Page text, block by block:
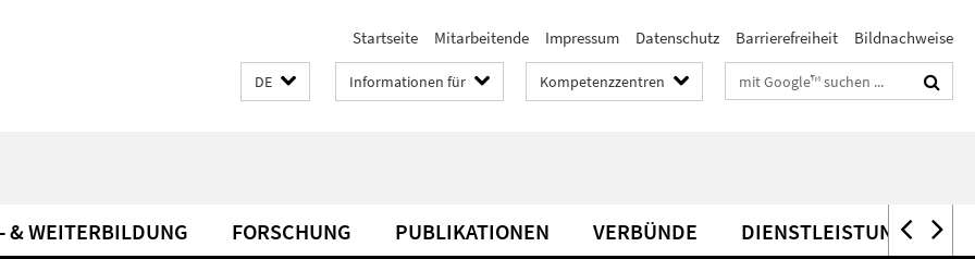
Startseite Mitarbeitende Impressum Datenschutz Barrierefreiheit Bildnachweise
DE Informationen für Kompetenzzentren Suchbegriffe
& WEITERBILDUNG FORSCHUNG PUBLIKATIONEN VERBÜNDE DIENSTLEISTUNG